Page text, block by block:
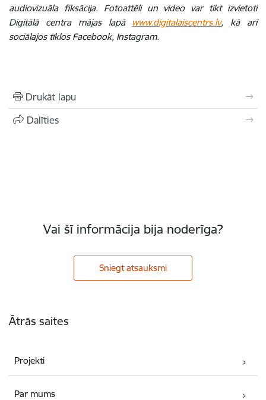
audiovizuāla fiksācija. Fotoattēli un video var tikt izvietoti
Digitālā centra mājas lapā www.digitalaiscentrs.lv, kā arī
sociālajos tīklos Facebook, Instagram.
Drukāt lapu
Dalīties
Vai šī informācija bija noderīga?
Sniegt atsauksmi
Ātrās saites
Projekti
Par mums